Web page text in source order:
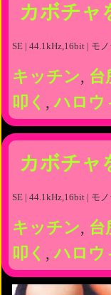
カボチャ
SE | 44.1kHz,16bit | モ
キッチン, 台
叩く ,ハロウ
カボチャ
SE | 44.1kHz,16bit | モ
キッチン, 台
叩く ,ハロウ